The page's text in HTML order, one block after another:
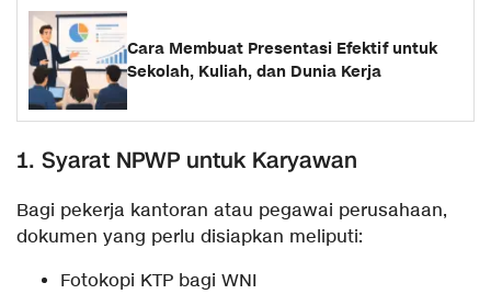
Cara Membuat Presentasi Efektif untuk
Sekolah, Kuliah, dan Dunia Kerja
1. Syarat NPWP untuk Karyawan
Bagi pekerja kantoran atau pegawai perusahaan,
dokumen yang perlu disiapkan meliputi:
Fotokopi KTP bagi WNI